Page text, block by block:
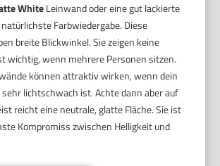
WhiteLeinwand oder eine gut lackierte
Farbwiedergabe. Diese
breite Blickwinkel. Sie zeigen keine
wichtig, wenn mehrere Personen sitzen.
können attraktiv wirken, wenn dein
lichtschwach ist. Achte dann aber auf
reicht eine neutrale, glatte Fläche. Sie ist
Kompromiss zwischen Helligkeit und